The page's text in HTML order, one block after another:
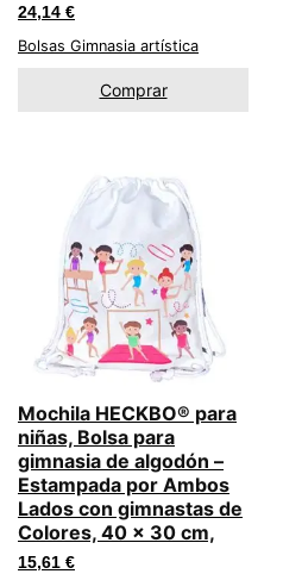
24,14 €
Bolsas Gimnasia artística
Comprar
Mochila HECKBO® para
niñas, Bolsa para
gimnasia de algodón –
Estampada por Ambos
Lados con gimnastas de
Colores, 40 x 30 cm,
15,61 €